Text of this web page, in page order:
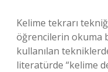
Kelime tekrarı
öğrencilerin okuma
kullanılan
literatürde “kelime